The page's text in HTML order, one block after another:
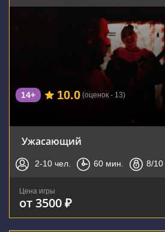
14+ 10.0 (оценок - 13)
Ужасающий
2-10 чел. 60 мин. 8/10
Цена игры
от 3500 ₽